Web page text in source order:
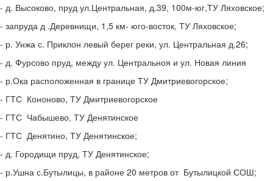
- д. Высоково, пруд ул.Центральная, д.39, 100м-юг,ТУ Ляховское;
- запруда д .Деревнищи, 1,5 км- юго-восток, ТУ Ляховское;
- р. Унжа с. Приклон левый берег реки, ул. Центральная д.26;
- д. Фурсово пруд, между ул. Центральноя и ул. Новая линия
- р.Ока расположенная в границе ТУ Дмитриевогорское;
- ГТС Кононово, ТУ Дмитриевогорское
- ГТС Чабышево, ТУ Денятинское
- ГТС Денятино, ТУ Денятинское;
- д. Городищи пруд, ТУ Денятинское;
- р.Ушна с.Бутылицы, в районе 20 метров от Бутылицкой СОШ;